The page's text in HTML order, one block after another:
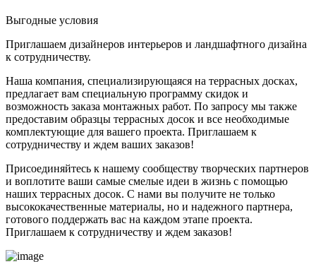
Выгодные условия
Приглашаем дизайнеров интерьеров и ландшафтного дизайна
к сотрудничеству.
Наша компания, специализирующаяся на террасных досках,
предлагает вам специальную программу скидок и
возможность заказа монтажных работ. По запросу мы также
предоставим образцы террасных досок и все необходимые
комплектующие для вашего проекта. Приглашаем к
сотрудничеству и ждем ваших заказов!
Присоединяйтесь к нашему сообществу творческих партнеров
и воплотите ваши самые смелые идеи в жизнь с помощью
наших террасных досок. С нами вы получите не только
высококачественные материалы, но и надежного партнера,
готового поддержать вас на каждом этапе проекта.
Приглашаем к сотрудничеству и ждем заказов!